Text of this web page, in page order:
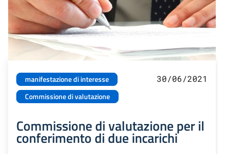
manifestazione di interesse
Commissione di valutazione
30/06/2021
Commissione di valutazione per il
conferimento di due incarichi